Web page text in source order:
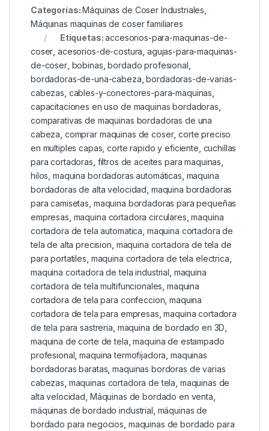
Categorías:Máquinas de Coser Industriales
Máquinas maquinas de coser familiares
Etiquetas:accesorios-para-maquinas-de-
coser ,acesorios-de-costura agujas-para-maquinas-
de-coser, bobinas ,bordado profesional
bordadoras-de-una-cabeza ,bordadoras-de-varias-
cabezas cables-y-conectores-para-maquinas
capacitaciones en uso de maquinas bordadoras
comparativas de maquinas bordadoras de una
cabeza comprar maquinas de coser,corte preciso
en multiples capas ,corte rapido y eficiente cuchillas
para cortadoras filtros de aceites para maquinas
hilos ,maquina bordadoras automáticas maquina
bordadoras de alta velocidad maquina bordadoras
para camisetas maquina bordadoras para pequeñas
empresas maquina cortadora circulares ,maquina
cortadora de tela automatica maquina cortadora de
tela de alta precision maquina cortadora de tela de
para portatiles maquina cortadora de tela electrica
maquina cortadora de tela industrial maquina
cortadora de tela multifuncionales maquina
cortadora de tela para confeccion ,maquina
cortadora de tela para empresas ,maquina cortadora
de tela para sastreria maquina de bordado en 3D
maquina de corte de tela ,maquina de estampado
profesional ,maquina termofijadora maquinas
bordadoras baratas ,maquinas bordoras de varias
cabezas maquinas cortadora de tela maquinas de
alta velocidad Máquinas de bordado en venta
máquinas de bordado industrial máquinas de
bordado para negocios maquinas de bordado para